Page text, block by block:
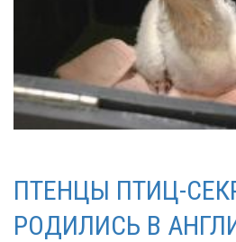
ПТЕНЦЫ ПТИЦ-
РОДИЛИСЬ В